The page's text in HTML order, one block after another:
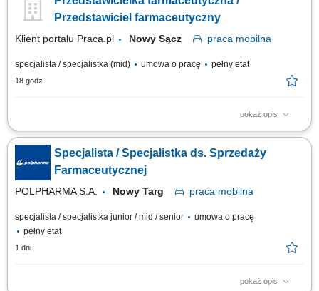
profesjonalnego i pozytywnego wizerunku marki oraz portfolio
produktowego na podległym terenie. Nawiązywanie oraz długofalowe
Przedstawiciel farmaceutyczny
Klient portalu Praca.pl Nowy Sącz praca mobilna
specjalista / specjalistka (mid) umowa o pracę pełny etat
18 godz.
pokaż opis
Aktywne realizowanie wyznaczonych celów handlowych w aptekach
niezależnych oraz lokalnych sieciach farmaceutycznych. Kształtowanie
profesjonalnego i pozytywnego wizerunku marki oraz portfolio
produktowego na podległym terenie. Nawiązywanie oraz długofalowe
rozwijanie partnerskich i biznesowych...
Specjalista / Specjalistka ds. Sprzedaży
Farmaceutycznej
POLPHARMA S.A. Nowy Targ praca mobilna
specjalista / specjalistka junior / mid / senior
umowa o pracę
pełny etat
1 dni
pokaż opis